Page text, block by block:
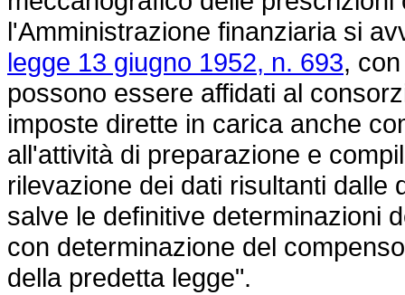
l'Amministrazione finanziaria si
legge 13 giugno 1952, n. 693,
possono essere affidati al
imposte dirette in carica anche
all'attività di preparazione e
rilevazione dei dati risultanti dalle
salve le definitive determinazioni
con determinazione del
della predetta legge".